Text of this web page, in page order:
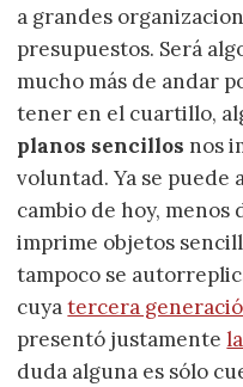
a grandes
presupuestos. Será
mucho más de andar
tener en el cuartillo,
planos sencillos nos
voluntad. Ya se puede
cambio de hoy, menos
imprime objetos
tampoco se
cuyatercera
presentó justamente
duda alguna es sólo